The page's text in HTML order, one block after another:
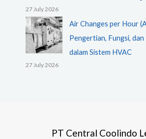
27 July 2026
Air Changes per Hour
Pengertian, Fungsi,
dalam Sistem HVAC
27 July 2026
PT Central Coolindo